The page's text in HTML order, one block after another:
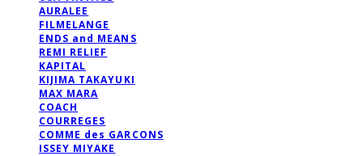
AURALEE
FILMELANGE
ENDS and MEANS
REMI RELIEF
KAPITAL
KIJIMA TAKAYUKI
MAX MARA
COACH
COURREGES
COMME des GARCONS
ISSEY MIYAKE